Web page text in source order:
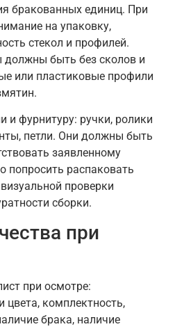
бракованных единиц. При
на упаковку,
стекол и профилей.
должны быть без сколов и
или пластиковые профили
и фурнитуру: ручки, ролики
петли. Они должны быть
заявленному
попросить распаковать
проверки
сборки.
при
при осмотре:
цвета, комплектность,
брака, наличие